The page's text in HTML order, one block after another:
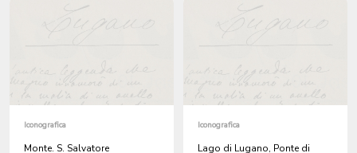
Iconografica
Monte. S. Salvatore
Iconografica
Lago di Lugano, Ponte di